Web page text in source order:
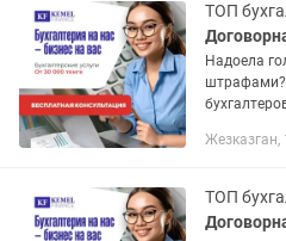
Надоела
штрафами?
бухгалтеров? Не успеваете
боитесь